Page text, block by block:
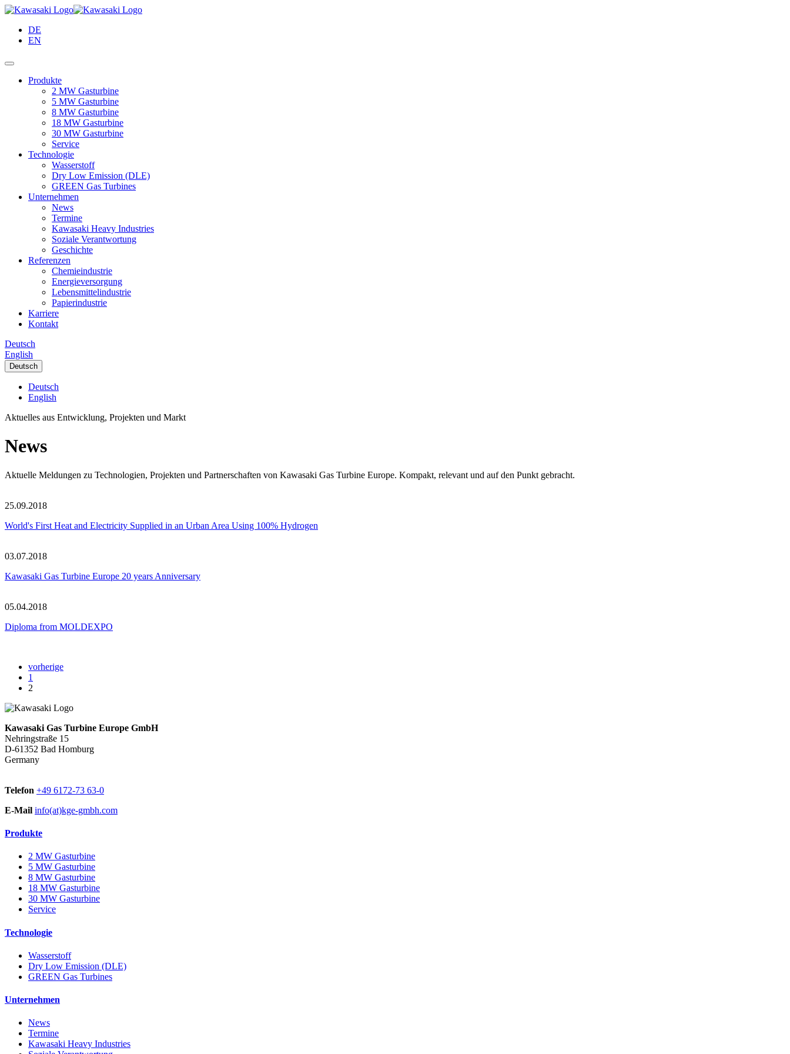
Springe
Inhalt
DE
EN
Produkte
2 MW Gasturbine
5 MW Gasturbine
8 MW Gasturbine
18 MW Gasturbine
30 MW Gasturbine
Service
Technologie
Wasserstoff
Dry Low Emission (DLE)
GREEN Gas Turbines
Unternehmen
News
Termine
Kawasaki Heavy Industries
Soziale Verantwortung
Geschichte
Referenzen
Chemieindustrie
Energieversorgung
Lebensmittelindustrie
Papierindustrie
Karriere
Kontakt
Deutsch
English
Deutsch
Deutsch
English
Aktuelles aus Entwicklung, Projekten und Markt
News
Aktuelle Meldungen zu Technologien, Projekten und Partnerschaften von Kawasaki Gas Turbine Europe. Kompakt, relevant und auf den Punkt gebracht.
25.09.2018
World's First Heat and Electricity Supplied in an Urban Area Using 100% Hydrogen
03.07.2018
Kawasaki Gas Turbine Europe 20 years Anniversary
05.04.2018
Diploma from MOLDEXPO
vorherige
1
2
Kawasaki Gas Turbine Europe GmbH
Nehringstraße 15
D-61352 Bad Homburg
Germany
Telefon +49 6172-73 63-0
E-Mail info(at)kge-gmbh.com
Produkte
2 MW Gasturbine
5 MW Gasturbine
8 MW Gasturbine
18 MW Gasturbine
30 MW Gasturbine
Service
Technologie
Wasserstoff
Dry Low Emission (DLE)
GREEN Gas Turbines
Unternehmen
News
Termine
Kawasaki Heavy Industries